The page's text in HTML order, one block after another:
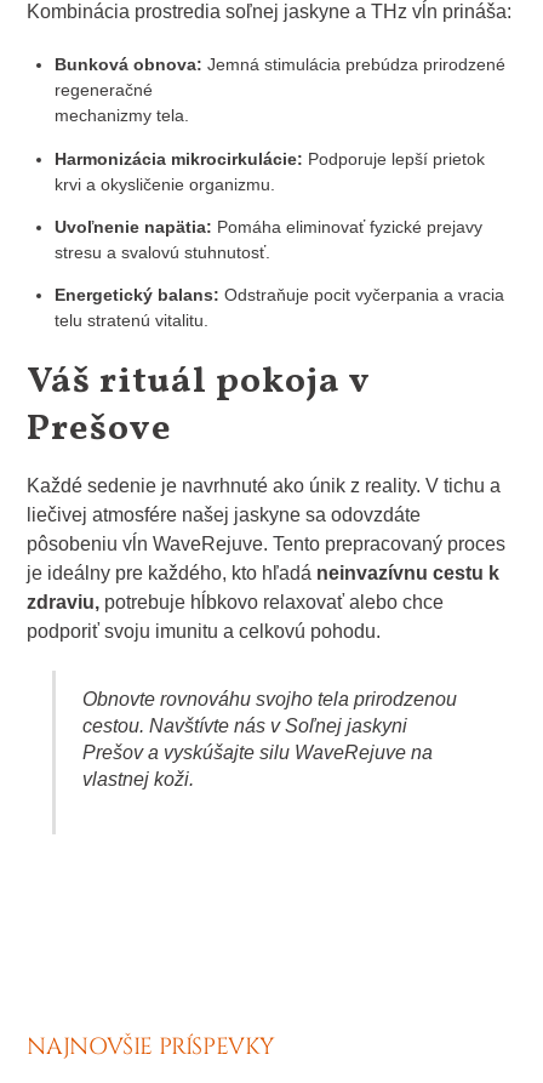
Kombinácia prostredia soľnej jaskyne a THz vĺn prináša:
Bunková obnova: Jemná stimulácia prebúdza prirodzené
regeneračné
mechanizmy tela.
Harmonizácia mikrocirkulácie: Podporuje lepší prietok
krvi a okysličenie organizmu.
Uvoľnenie napätia: Pomáha eliminovať fyzické prejavy
stresu a svalovú stuhnutosť.
Energetický balans: Odstraňuje pocit vyčerpania a vracia
telu stratenú vitalitu.
Váš rituál pokoja v
Prešove
Každé sedenie je navrhnuté ako únik z reality. V tichu a
liečivej atmosfére našej jaskyne sa odovzdáte
pôsobeniu vĺn WaveRejuve. Tento prepracovaný proces
je ideálny pre každého, kto hľadá neinvazívnu cestu k
zdraviu, potrebuje hĺbkovo relaxovať alebo chce
podporiť svoju imunitu a celkovú pohodu.
Obnovte rovnováhu svojho tela prirodzenou
cestou. Navštívte nás v Soľnej jaskyni
Prešov a vyskúšajte silu WaveRejuve na
vlastnej koži.
NAJNOVŠIE PRÍSPEVKY